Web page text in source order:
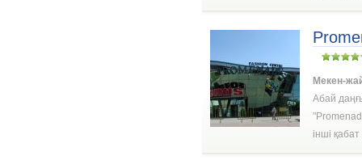
Мекен-
Абай
інші қабат